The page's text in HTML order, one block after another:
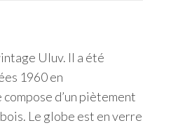
Uluv. Il a été
1960 en
d’un piètement
Le globe est en verre